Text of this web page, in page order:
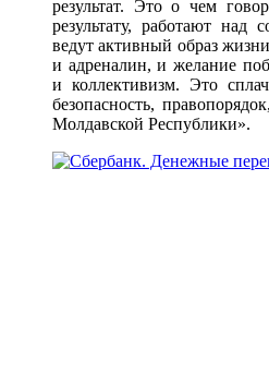
результат. Это о чем
результату, работают над
ведут активный образ
и адреналин, и желание
и коллективизм. Это
безопасность,
Молдавской Республики».